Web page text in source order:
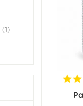
1
item